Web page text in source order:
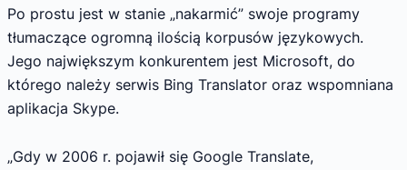
Po prostu jest w stanie „nakarmić” swoje programy
tłumaczące ogromną ilością korpusów językowych.
Jego największym konkurentem jest Microsoft, do
którego należy serwis Bing Translator oraz wspomniana
aplikacja Skype.
„Gdy w 2006 r. pojawił się Google Translate,